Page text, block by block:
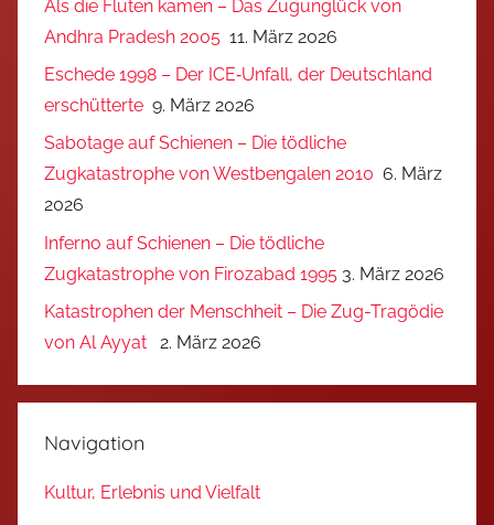
Als die Fluten kamen – Das Zugunglück von
Andhra Pradesh 2005 11. März 2026
Eschede 1998 – Der ICE‑Unfall, der Deutschland
erschütterte 9. März 2026
Sabotage auf Schienen – Die tödliche
Zugkatastrophe von Westbengalen 2010 6. März
2026
Inferno auf Schienen – Die tödliche
Zugkatastrophe von Firozabad 1995 3. März 2026
Katastrophen der Menschheit – Die Zug-Tragödie
von Al Ayyat
2. März 2026
Navigation
Kultur, Erlebnis und Vielfalt